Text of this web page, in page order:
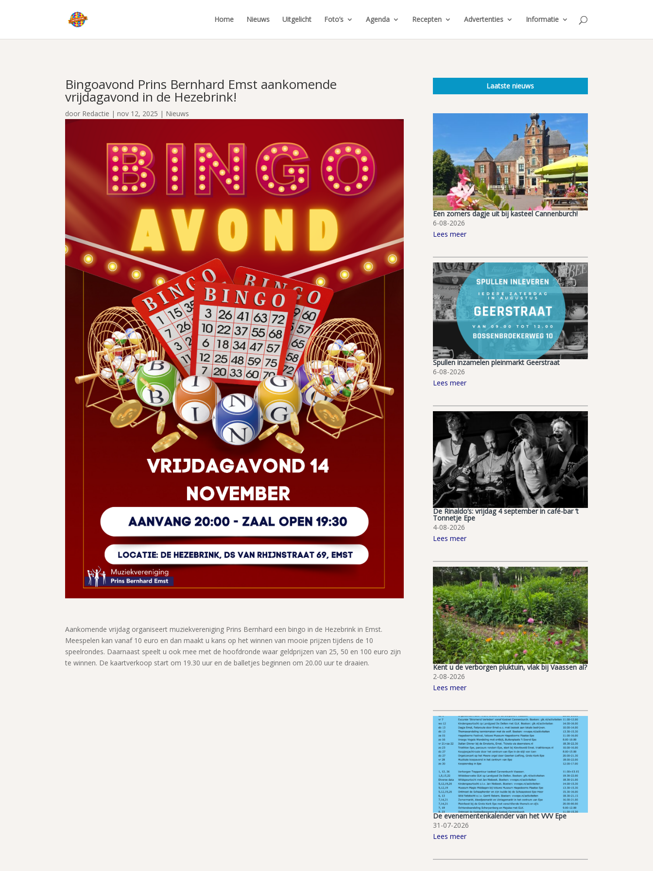
Home Nieuws Uitgelicht Foto’s Agenda Recepten Advertenties Informatie
Bingoavond Prins Bernhard Emst aankomende
vrijdagavond in de Hezebrink!
door Redactie |nov 12, 2025 | Nieuws
Aankomende vrijdag organiseert muziekvereniging Prins Bernhard een bingo in de Hezebrink in Emst.
Meespelen kan vanaf 10 euro en dan maakt u kans op het winnen van mooie prijzen tijdens de 10
speelrondes. Daarnaast speelt u ook mee met de hoofdronde waar geldprijzen van 25, 50 en 100 euro zijn
te winnen. De kaartverkoop start om 19.30 uur en de balletjes beginnen om 20.00 uur te draaien.
Laatste nieuws
Een zomers dagje uit bij kasteel Cannenburch!
6-08-2026
Lees meer
Spullen inzamelen pleinmarkt Geerstraat
6-08-2026
Lees meer
De Rinaldo’s: vrijdag 4 september in café-bar ’t
Tonnetje Epe
4-08-2026
Lees meer
Kent u de verborgen pluktuin, vlak bij Vaassen al?
2-08-2026
Lees meer
De evenementenkalender van het VVV Epe
31-07-2026
Lees meer